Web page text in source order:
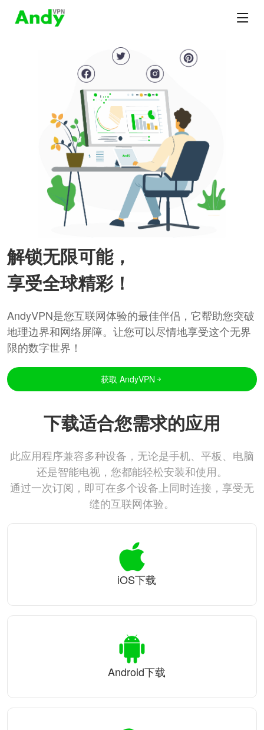
解锁无限可能，
享受全球精彩！
AndyVPN是您互联网体验的最佳伴侣，它帮助您突破
地理边界和网络屏障。让您可以尽情地享受这个无界
限的数字世界！
获取 AndyVPN
下载适合您需求的应用
此应用程序兼容多种设备，无论是手机、平板、电脑
还是智能电视，您都能轻松安装和使用。
通过一次订阅，即可在多个设备上同时连接，享受无
缝的互联网体验。
iOS下载
Android下载